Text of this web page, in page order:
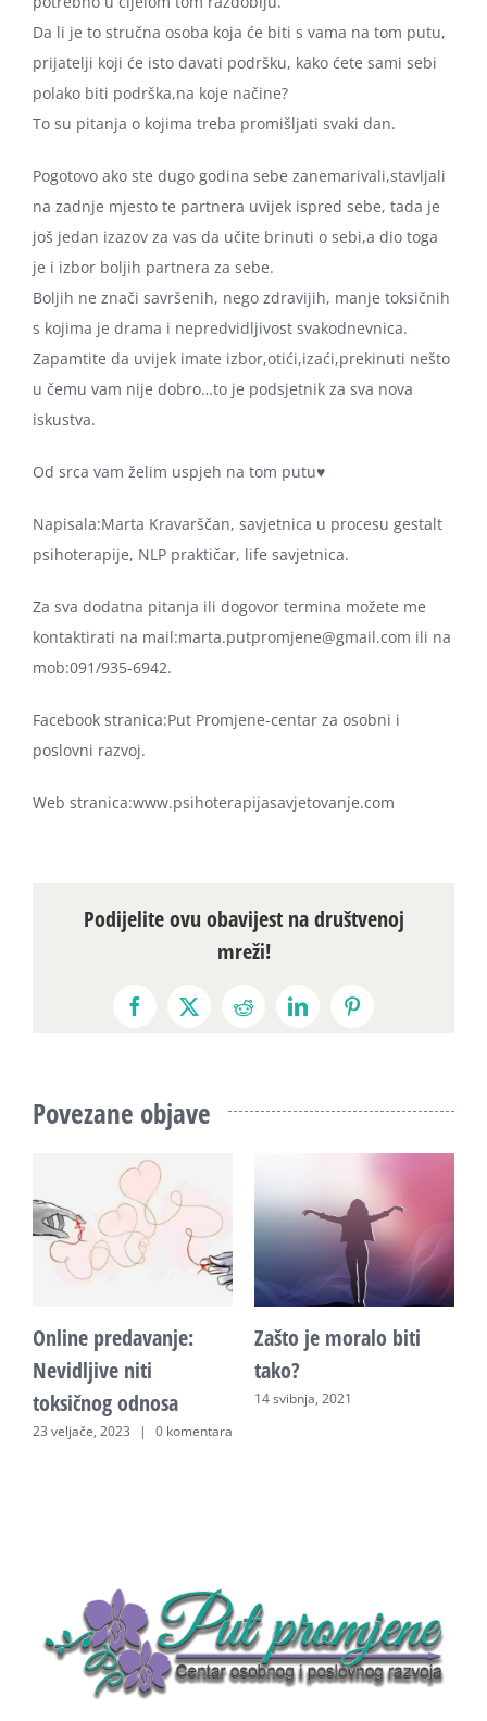
Da li je to stručna osoba koja će biti s vama na tom putu,
prijatelji koji će isto davati podršku, kako ćete sami sebi
polako biti podrška,na koje načine?
To su pitanja o kojima treba promišljati svaki dan.
Pogotovo ako ste dugo godina sebe zanemarivali,stavljali
na zadnje mjesto te partnera uvijek ispred sebe, tada je
još jedan izazov za vas da učite brinuti o sebi,a dio toga
je i izbor boljih partnera za sebe.
Boljih ne znači savršenih, nego zdravijih, manje toksičnih
s kojima je drama i nepredvidljivost svakodnevnica.
Zapamtite da uvijek imate izbor,otići,izaći,prekinuti nešto
u čemu vam nije dobro…to je podsjetnik za sva nova
iskustva.
Od srca vam želim uspjeh na tom putu♥️
Napisala:Marta Kravarščan, savjetnica u procesu gestalt
psihoterapije, NLP praktičar, life savjetnica.
Za sva dodatna pitanja ili dogovor termina možete me
kontaktirati na mail:marta.putpromjene@gmail.com ili na
mob:091/935-6942.
Facebook stranica:Put Promjene-centar za osobni i
poslovni razvoj.
Web stranica:www.psihoterapijasavjetovanje.com
Podijelite ovu obavijest na društvenoj
mreži!
Facebook
X RedditLinkedInPinterest
Povezane objave
Online predavanje:
Nevidljive niti
toksičnog odnosa
23 veljače, 2023 | 0 komentara
Zašto je moralo biti
tako?
14 svibnja, 2021